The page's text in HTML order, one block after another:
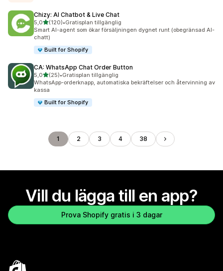
Chizy: AI Chatbot & Live Chat
5,0av 5 stjärnor
(120)
120 recensioner totalt
•Gratisplan tillgänglig
Smart AI-agent som ökar försäljningen dygnet runt (obegränsad AI-
chatt)
Built for Shopify
CA: WhatsApp Chat Order Button
5,0av 5 stjärnor
(25)
25 recensioner totalt
•Gratisplan tillgänglig
WhatsApp-orderknapp, automatiska bekräftelser och återvinning av
kassa
Built for Shopify
1 2 3 4 38
Vill du lägga till en app?
Prova Shopify gratis i 3 dagar